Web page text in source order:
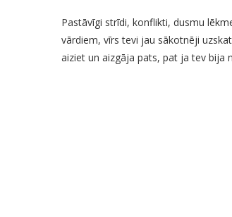
Pastāvīgi strīdi, konflikti, dusmu
vārdiem, vīrs tevi jau sākotnēji
aiziet un aizgāja pats, pat ja tev bija